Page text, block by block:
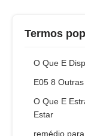
Termos
O Que E
E05 8
O Que E
Estar
remédio